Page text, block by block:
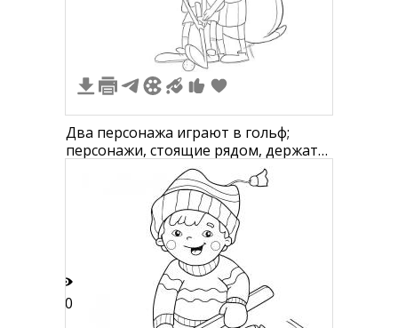
Два персонажа играют в гольф;
персонажи, стоящие рядом, держат
клюшку; один персонаж в кепке,
другой с длинными волосами.
40